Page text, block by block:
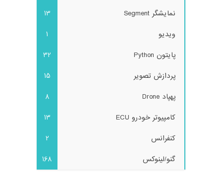
نمایشگر Segment
13
ویدیو
1
پایتون Python
32
پردازش تصویر
15
پهپاد Drone
8
کامپیوتر خودرو ECU
13
کنفرانس
2
گنو/لینوکس
168